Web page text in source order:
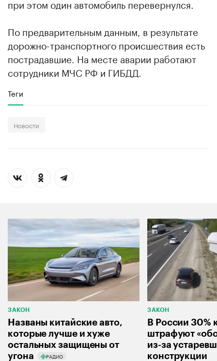
при этом один автомобиль перевернулся.
По предварительным данным, в результате
дорожно-транспортного происшествия есть
пострадавшие. На месте аварии работают
сотрудники МЧС РФ и ГИБДД.
Теги
Новости
ЗАКОН
Названы китайские авто,
которые лучше и хуже
остальных защищены от
угона
РАДИО
ЗАКОН
В России 30%
штрафуют
из-за
конструкции